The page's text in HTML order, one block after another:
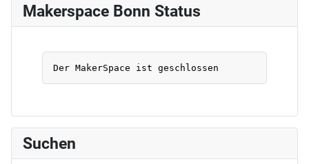
Makerspace Bonn Status
Suchen